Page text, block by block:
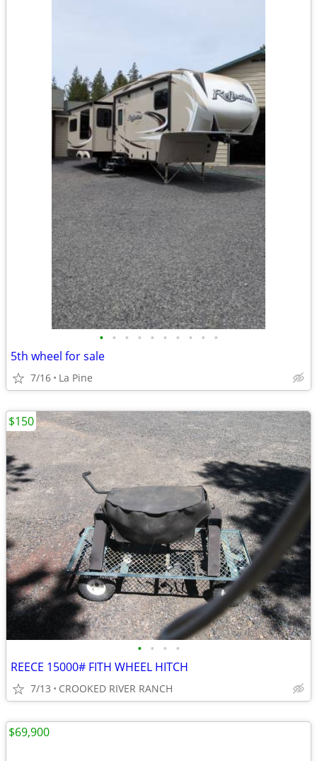
• • • • • • • • • •
5th wheel for sale
7/16 La Pine
• • • •
REECE 15000# FITH WHEEL HITCH
7/13 CROOKED RIVER RANCH
$150
$69,900